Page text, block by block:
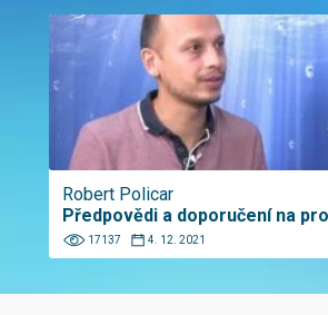
Robert Policar
Předpovědi a doporučení na
17137 4. 12. 2021